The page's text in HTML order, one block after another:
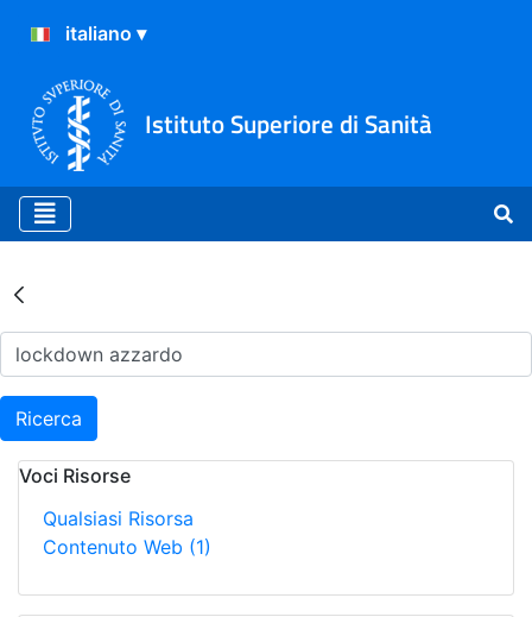
Istituto Superiore di Sanità
Risultati della Ricerca -
Ricerca
Voci Risorse
Qualsiasi Risorsa
Contenuto Web (1)